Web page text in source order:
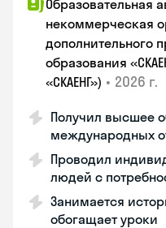
Образовательная
некоммерческая
дополнительного
образования
«СКАЕНГ») • 2026 г.
Получил высшее
международных
Проводил
людей с
Занимается
обогащает уроки